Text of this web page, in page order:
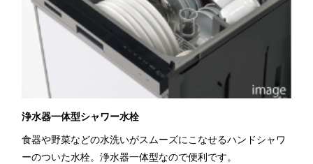
浄水器一体型シャワー水栓
食器や野菜などの水洗いがスムーズにこなせるハンドシャワ
ーのついた水栓。浄水器一体型なので便利です。